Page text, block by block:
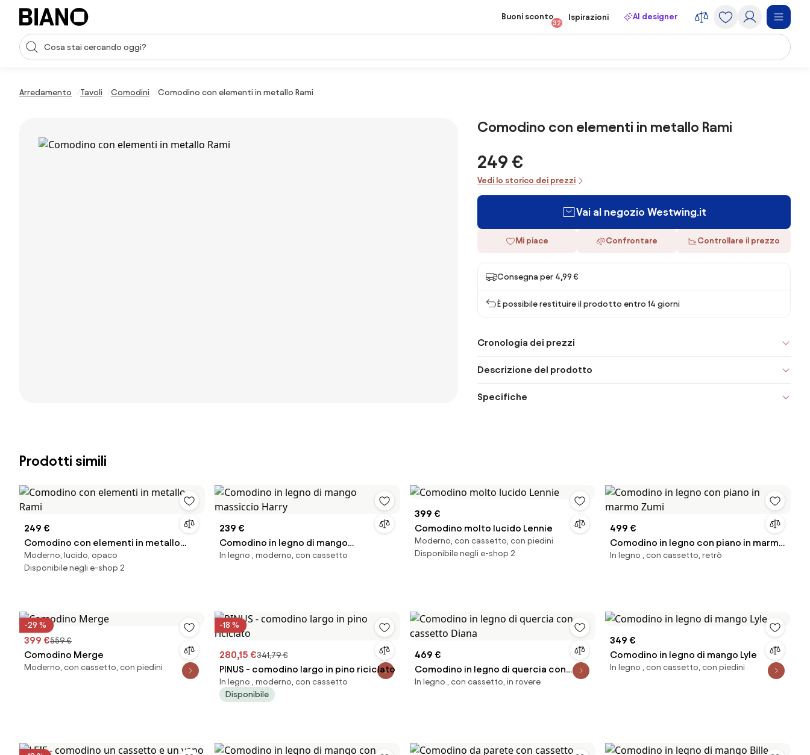
Salta la navigazione, vai al contenuto
Input della ricerca
Buoni sconto
32
Ispirazioni AI designer
Arredamento Tavoli Comodini Comodino con elementi in metallo Rami
Comodino con elementi in metallo Rami
249 €
Vedi lo storico dei prezzi
Vai al negozio Westwing.it
Mi piace Confrontare Controllare il prezzo
Consegna per 4,99 €
È possibile restituire il prodotto entro 14 giorni
Cronologia dei prezzi
Descrizione del prodotto
Specifiche
Prodotti simili
249 €
Comodino con elementi in metallo
Rami
Moderno, lucido, opaco
Disponibile negli e-shop 2
239 €
Comodino in legno di mango
massiccio Harry
In legno , moderno, con cassetto
399 €
Comodino molto lucido Lennie
Moderno, con cassetto, con piedini
Disponibile negli e-shop 2
499 €
Comodino in legno con piano in marmo
Zumi
In legno , con cassetto, retrò
-29 %
399 €559 €
Comodino Merge
Moderno, con cassetto, con piedini
-18 %
280,15 €341,79 €
PINUS - comodino largo in pino riciclato
In legno , moderno, con cassetto
Disponibile
469 €
Comodino in legno di quercia con
cassetto Diana
In legno , con cassetto, in rovere
349 €
Comodino in legno di mango Lyle
In legno , con cassetto, con piedini